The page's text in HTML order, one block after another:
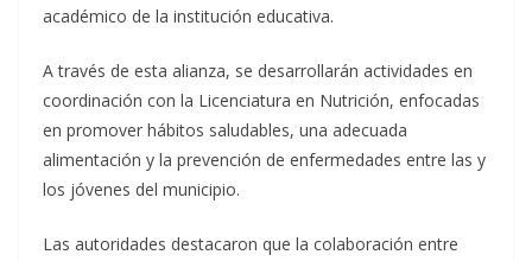
académico de la institución educativa.
A través de esta alianza, se desarrollarán actividades en
coordinación con la Licenciatura en Nutrición, enfocadas
en promover hábitos saludables, una adecuada
alimentación y la prevención de enfermedades entre las y
los jóvenes del municipio.
Las autoridades destacaron que la colaboración entre